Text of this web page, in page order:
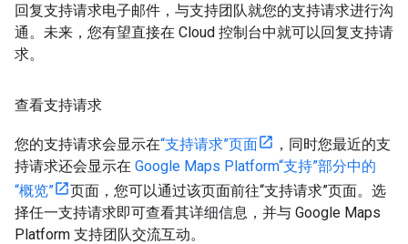
回复支持请求电子邮件，与支持团队就您的支持请求进行沟
通。未来，您有望直接在 Cloud 控制台中就可以回复支持请
求。
查看支持请求
您的支持请求会显示在“支持请求”页面
，同时您最近的支
持请求还会显示在 Google Maps Platform“支持”部分中的
“概览”
页面，您可以通过该页面前往“支持请求”页面。选
择任一支持请求即可查看其详细信息，并与 Google Maps
Platform 支持团队交流互动。